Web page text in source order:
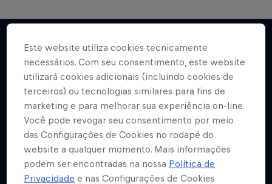
Mais
Este website utiliza cookies tecnicamente
necessários. Com seu consentimento, este website
utilizará cookies adicionais (incluindo cookies de
terceiros) ou tecnologias similares para fins de
marketing e para melhorar sua experiência on-line.
Você pode revogar seu consentimento por meio
das Configurações de Cookies no rodapé do
website a qualquer momento. Mais informações
podem ser encontradas na nossa Política de
Privacidade e nas Configurações de Cookies